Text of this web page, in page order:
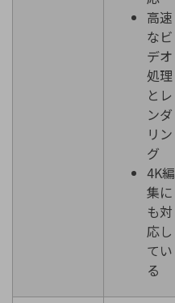
高速
なビ
デオ
処理
とレ
ンダ
リン
グ
4K編
集に
も対
応し
てい
る